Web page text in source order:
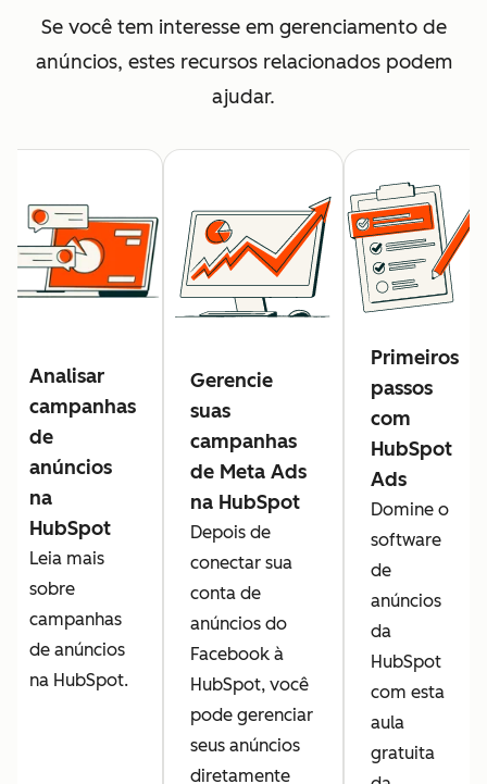
Se você tem interesse em gerenciamento de
anúncios, estes recursos relacionados podem
ajudar.
Analisar
campanhas
de
anúncios
na
HubSpot
Leia mais
sobre
campanhas
de anúncios
na HubSpot.
Gerencie
suas
campanhas
de Meta Ads
na HubSpot
Depois de
conectar sua
conta de
anúncios do
Facebook à
HubSpot, você
pode gerenciar
seus anúncios
diretamente
Primeiros
passos
com
HubSpot
Ads
Domine o
software
de
anúncios
da
HubSpot
com esta
aula
gratuita